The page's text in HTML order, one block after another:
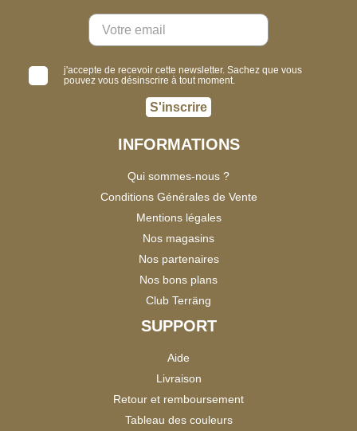
j'accepte de recevoir cette newsletter. Sachez que vous
pouvez vous désinscrire à tout moment.
S'inscrire
INFORMATIONS
Qui sommes-nous ?
Conditions Générales de Vente
Mentions légales
Nos magasins
Nos partenaires
Nos bons plans
Club Terräng
SUPPORT
Aide
Livraison
Retour et remboursement
Tableau des couleurs